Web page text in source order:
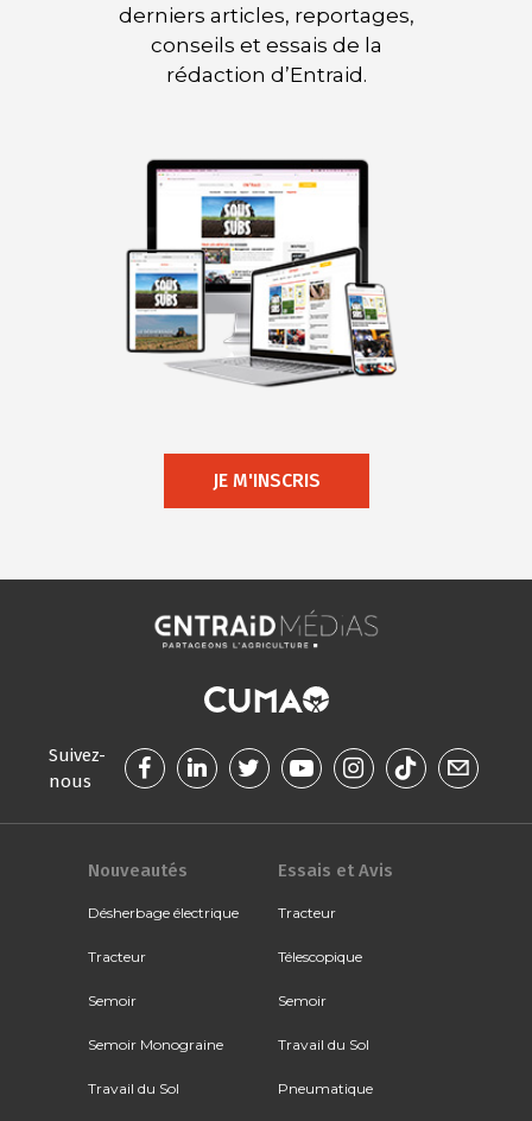
derniers articles, reportages,
conseils et essais de la
rédaction d’Entraid.
JE M'INSCRIS
Suivez-
nous
Nouveautés
Désherbage électrique
Tracteur
Semoir
Semoir Monograine
Travail du Sol
Essais et Avis
Tracteur
Télescopique
Semoir
Travail du Sol
Pneumatique